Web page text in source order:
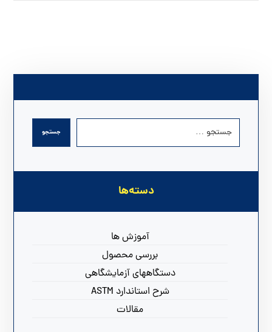
دسته‌ها
آموزش ها
بررسی محصول
دستگاههای آزمایشگاهی
شرح استاندارد ASTM
مقالات